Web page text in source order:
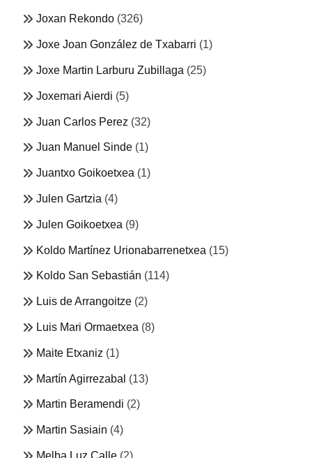
Joxan Rekondo (326)
Joxe Joan González de Txabarri (1)
Joxe Martin Larburu Zubillaga (25)
Joxemari Aierdi (5)
Juan Carlos Perez (32)
Juan Manuel Sinde (1)
Juantxo Goikoetxea (1)
Julen Gartzia (4)
Julen Goikoetxea (9)
Koldo Martínez Urionabarrenetxea (15)
Koldo San Sebastián (114)
Luis de Arrangoitze (2)
Luis Mari Ormaetxea (8)
Maite Etxaniz (1)
Martín Agirrezabal (13)
Martin Beramendi (2)
Martin Sasiain (4)
Melba Luz Calle (2)